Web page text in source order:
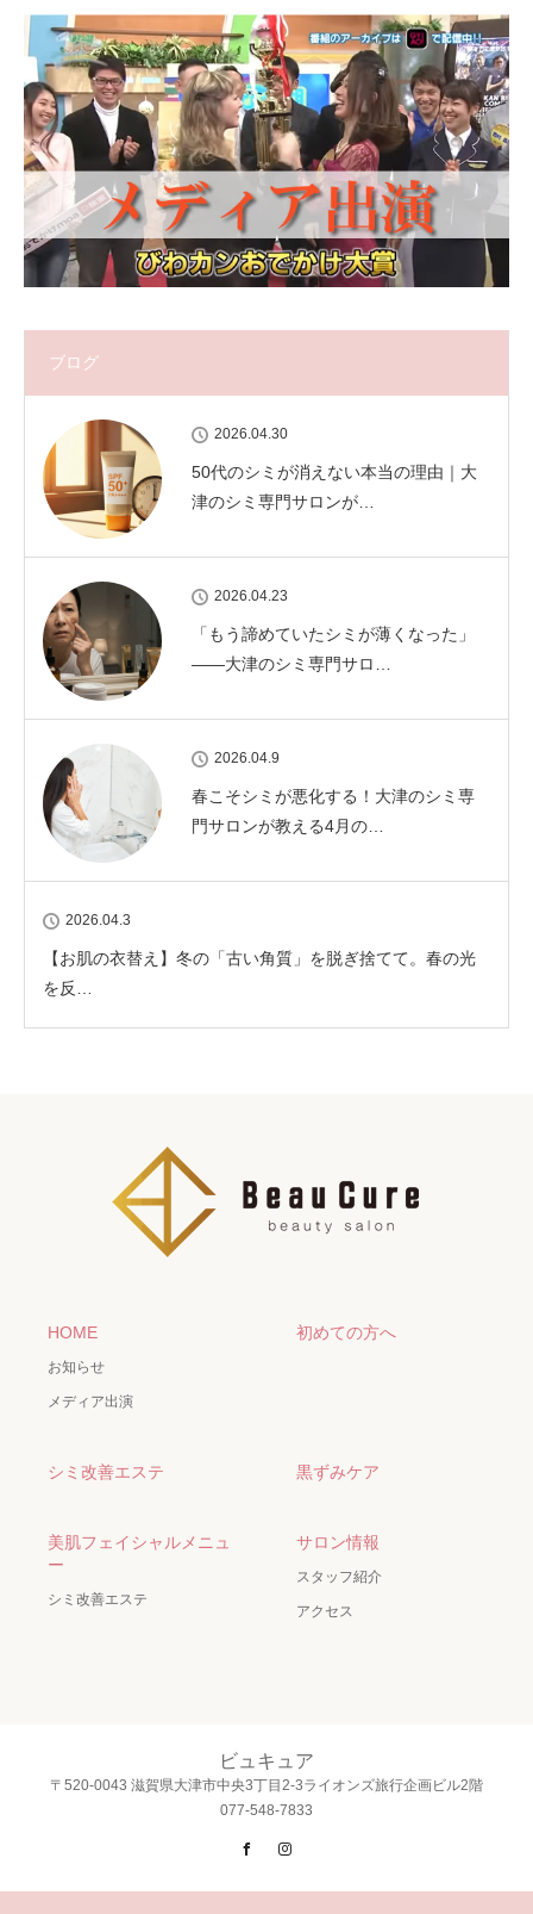
ブログ
2026.04.30
50代のシミが消えない本当の理由｜大
津のシミ専門サロンが…
2026.04.23
「もう諦めていたシミが薄くなった」
——大津のシミ専門サロ…
2026.04.9
春こそシミが悪化する！大津のシミ専
門サロンが教える4月の…
2026.04.3
【お肌の衣替え】冬の「古い角質」を脱ぎ捨てて。春の光
を反…
HOME
お知らせ
メディア出演
初めての方へ
シミ改善エステ 黒ずみケア
美肌フェイシャルメニュ
ー
シミ改善エステ
サロン情報
スタッフ紹介
アクセス
ビュキュア
〒520-0043 滋賀県大津市中央3丁目2-3ライオンズ旅行企画ビル2階
077-548-7833
Facebook